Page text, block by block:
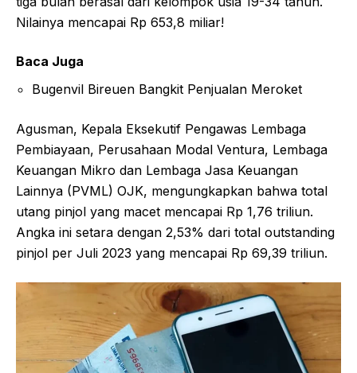
Nilainya mencapai Rp 653,8 miliar!
Baca Juga
Bugenvil Bireuen Bangkit Penjualan Meroket
Agusman, Kepala Eksekutif Pengawas Lembaga
Pembiayaan, Perusahaan Modal Ventura, Lembaga
Keuangan Mikro dan Lembaga Jasa Keuangan
Lainnya (PVML) OJK, mengungkapkan bahwa total
utang pinjol yang macet mencapai Rp 1,76 triliun.
Angka ini setara dengan 2,53% dari total outstanding
pinjol per Juli 2023 yang mencapai Rp 69,39 triliun.